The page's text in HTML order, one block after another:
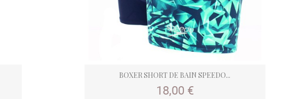
BOXER SHORT DE BAIN SPEEDO...
Prix
18,00 €